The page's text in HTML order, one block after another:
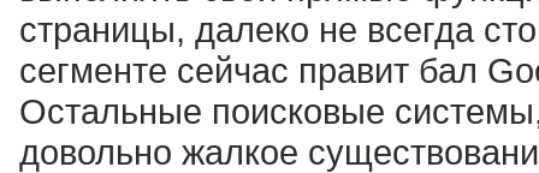
страницы, далеко не всегда
сегменте сейчас правит бал
Остальные поисковые
довольно жалкое